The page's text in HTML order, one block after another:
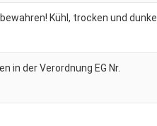
Kühl, trocken und dunkel
in der Verordnung EG Nr.